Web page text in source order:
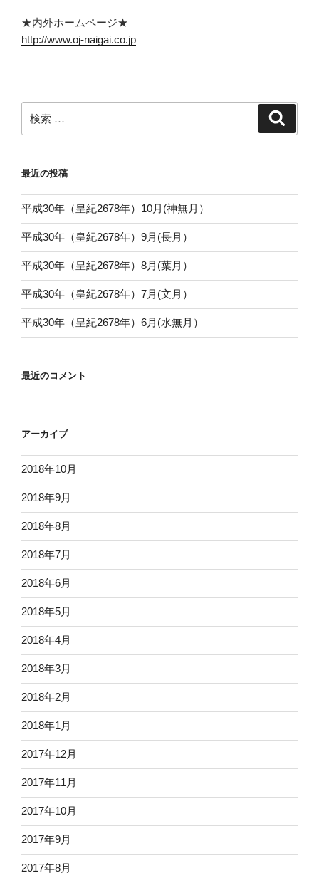
★内外ホームページ★
http://www.oj-naigai.co.jp
索:
最近の投稿
平成30年（皇紀2678年）10月(神無月）
平成30年（皇紀2678年）9月(長月）
平成30年（皇紀2678年）8月(葉月）
平成30年（皇紀2678年）7月(文月）
平成30年（皇紀2678年）6月(水無月）
最近のコメント
アーカイブ
2018年10月
2018年9月
2018年8月
2018年7月
2018年6月
2018年5月
2018年4月
2018年3月
2018年2月
2018年1月
2017年12月
2017年11月
2017年10月
2017年9月
2017年8月